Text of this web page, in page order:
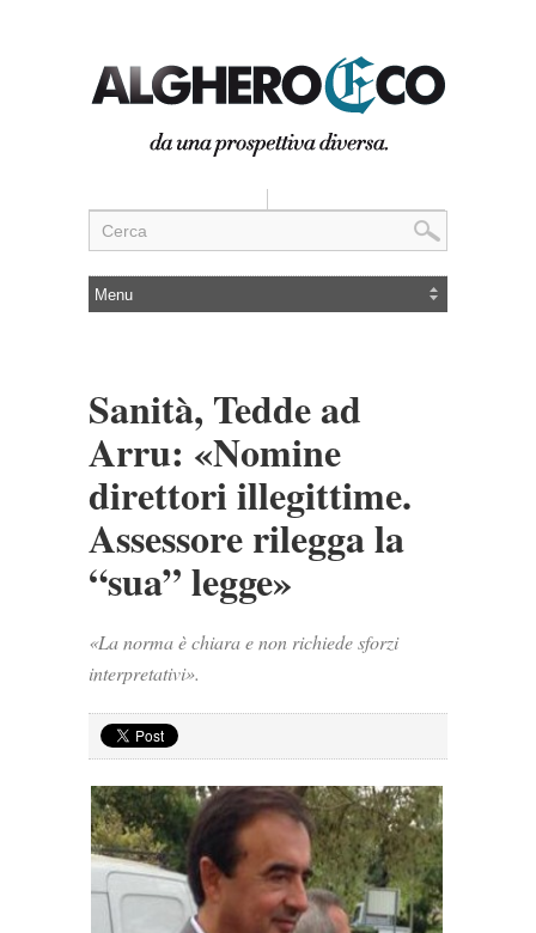
Sanità, Tedde ad
Arru: «Nomine
direttori illegittime.
Assessore rilegga la
“sua” legge»
«La norma è chiara e non richiede sforzi
interpretativi».